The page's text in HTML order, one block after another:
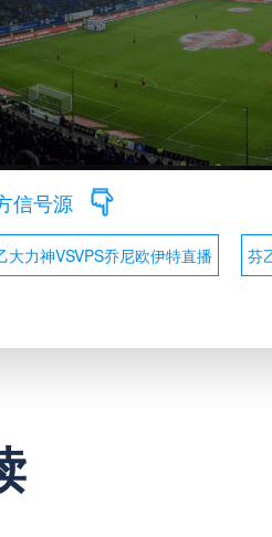
信号源
大力神VSVPS乔尼欧伊特直播 芬